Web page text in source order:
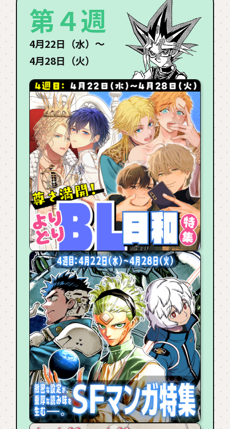
第４週
4月22日（水）〜
4月28日（火）